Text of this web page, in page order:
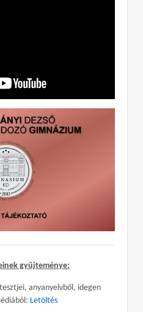
gyűjteménye:
anyanyelvből, idegen
Letöltés